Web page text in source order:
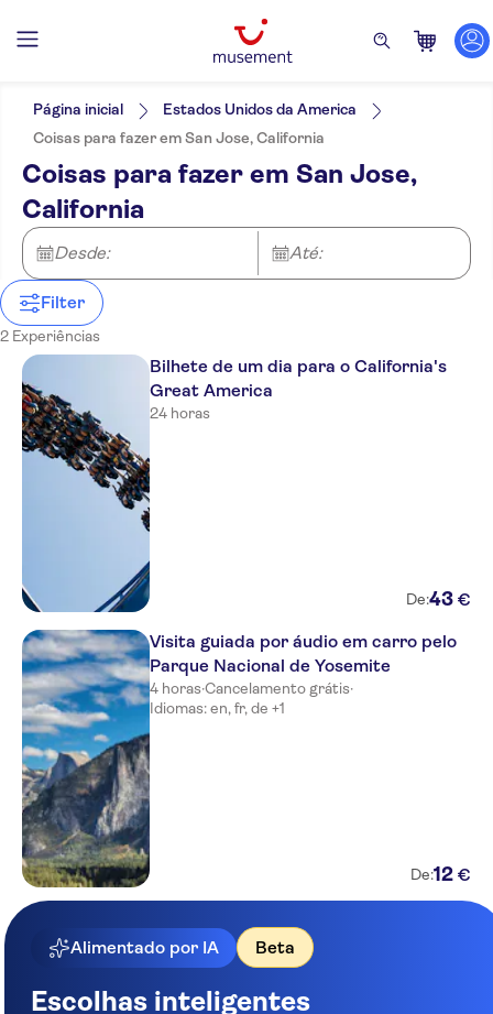
Filtros
Máx.
Opções de ingressos
Confirmação instantânea
Tour com audio guia
Cancelamento gratuito
Categorias
Bilhetes e eventos
Parques temáticos
Alemão
Inglês
Francês
Holandês
Página inicial
Estados Unidos da America
Coisas para fazer em San Jose, California
Coisas para fazer em San Jose,
California
Desde: Até:
Filter
2 Experiências
Bilhete de um dia para o California's
Great America
24 horas
De:43 €
Visita guiada por áudio em carro pelo
Parque Nacional de Yosemite
4 horas·Cancelamento grátis·
Idiomas: en, fr, de +1
De:12 €
Alimentado por IA Beta
Escolhas inteligentes